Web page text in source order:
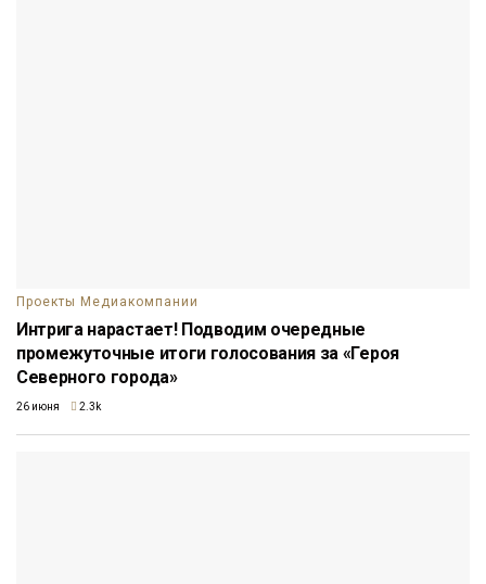
Проекты Медиакомпании
Интрига нарастает! Подводим очередные
промежуточные итоги голосования за «Героя
Северного города»
26 июня 2.3k